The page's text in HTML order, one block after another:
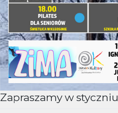
Zapraszamy w styczniu